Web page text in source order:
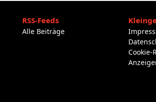
RSS-Feeds
Alle Beiträge
Cookie-